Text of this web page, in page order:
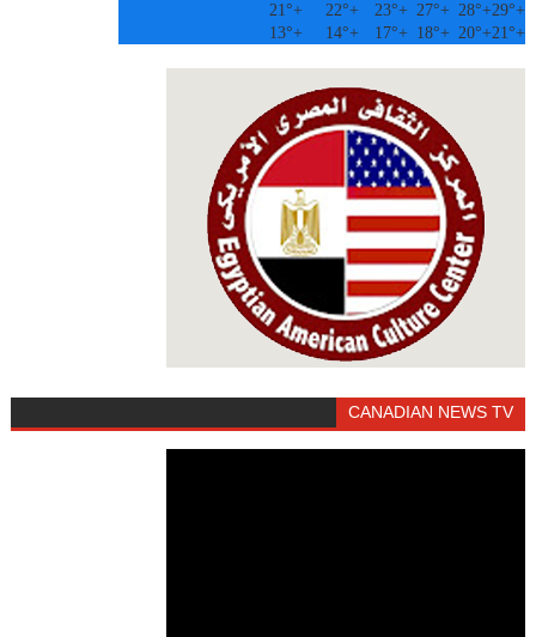
+
29°
+
28°
+
27°
+
23°
+
22°
+
21°
+
21°
+
20°
+
18°
+
17°
+
14°
+
13°
CANADIAN NEWS TV